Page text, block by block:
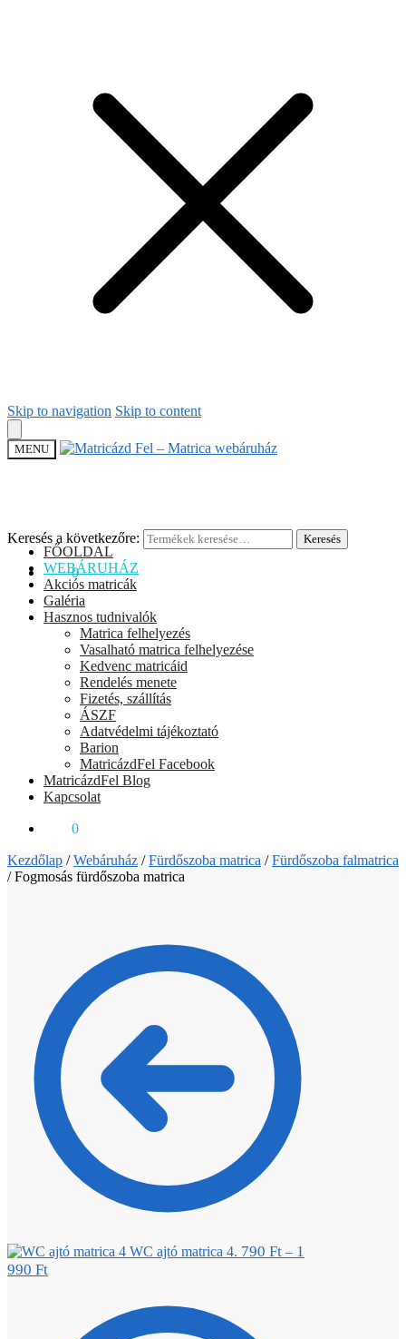
Skip to navigation Skip to content
MENU
Keresés a következőre: Keresés
0Ft 0
FŐOLDAL
WEBÁRUHÁZ
Akciós matricák
Galéria
Hasznos tudnivalók
Matrica felhelyezés
Vasalható matrica felhelyezése
Kedvenc matricáid
Rendelés menete
Fizetés, szállítás
ÁSZF
Adatvédelmi tájékoztató
Barion
MatricázdFel Facebook
MatricázdFel Blog
Kapcsolat
0
Kezdőlap /Webáruház /Fürdőszoba matrica /Fürdőszoba falmatrica
/Fogmosás fürdőszoba matrica
WC ajtó matrica 4. 790 Ft – 1
990 Ft